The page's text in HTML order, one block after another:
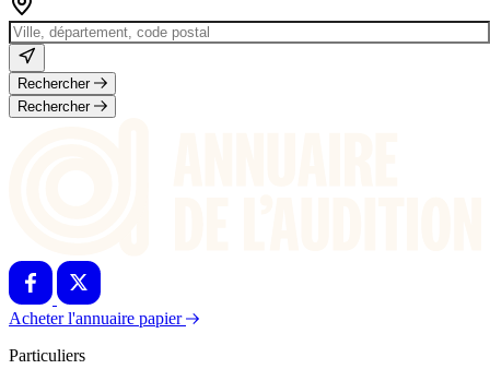
Rechercher
Rechercher
Acheter l'annuaire papier
Particuliers